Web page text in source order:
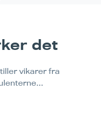
det
vikarer fra